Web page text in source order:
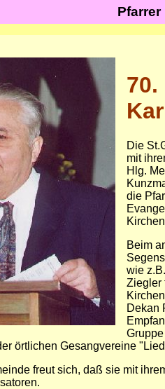
Pfarrer
Die
mit
Hlg.
die
Beim
wie
Ziegler
Dekan
örtlichen Gesangvereine
freut sich, daß sie mit